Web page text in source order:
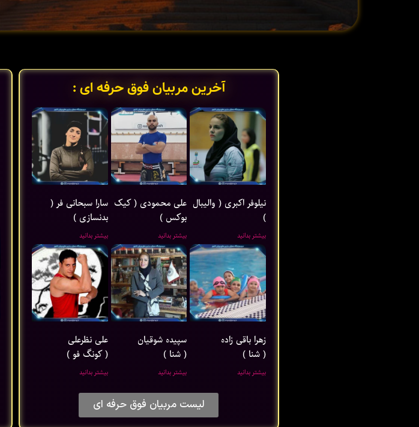
آخرین مربیان فوق حرفه ای :
نیلوفر اکبری ( والیبال
)
بیشتر بدانید
علی محمودی ( کیک
بوکس )
بیشتر بدانید
سارا سبحانی فر (
بدنسازی )
بیشتر بدانید
زهرا باقی ‌زاده
( شنا )
بیشتر بدانید
سپیده شوقیان
( شنا )
بیشتر بدانید
علی نظرعلی
( کونگ فو )
بیشتر بدانید
لیست مربیان فوق حرفه ای